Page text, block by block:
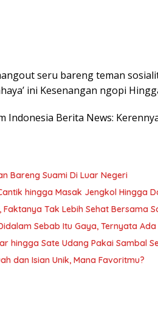
seru bareng teman
ini Kesenangan ngopi
Indonesia Berita News:
Bareng Suami Di Luar Negeri
hingga Masak Jengkol Hingga
Faktanya Tak Lebih Sehat Bersama
Sebab Itu Gaya, Ternyata
hingga Sate Udang Pakai Sambal
dan Isian Unik, Mana Favoritmu?